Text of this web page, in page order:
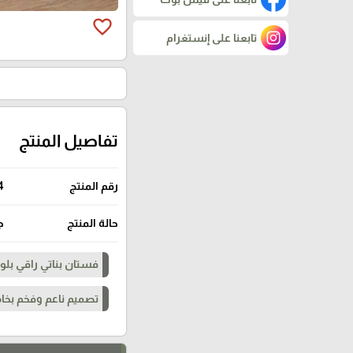
تابعنا على إنستغرام favorite_border
تفاصيل المنتج
رقم المنتج
حالة المنتج
فستان بناتي راقي
تصميم ناعم وفخم